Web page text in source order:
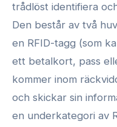
trådlöst identifiera
Den består av två
en RFID-tagg (som
ett betalkort, pass
kommer inom
och skickar sin
en underkategori av